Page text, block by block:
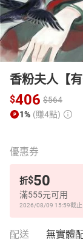
香粉夫人【有
$406 $564
1% (賺4點)
優惠券
折$50
滿555元可用
2026/08/09 15:59截止
配送 無實體